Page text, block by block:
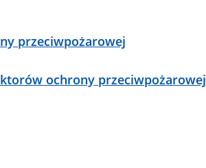
przeciwpożarowej
ochrony przeciwpożarowej